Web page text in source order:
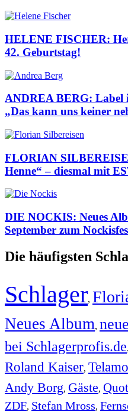
HELENE FISCHER:
42. Geburtstag!
ANDREA BERG: Label
„Das kann uns keiner
FLORIAN
Henne“ – diesmal mit
DIE NOCKIS: Neues
September zum
Die häufigsten
Schlager,
Neues Album,
bei Schlagerprofis.de,
Roland Kaiser, Telamo
Andy Borg, Gäste,
ZDF, Stefan Mross,